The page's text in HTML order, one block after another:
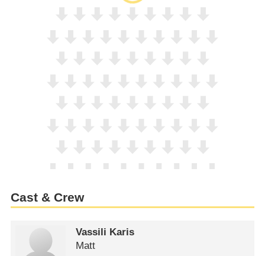
Cast & Crew
Vassili Karis
Matt